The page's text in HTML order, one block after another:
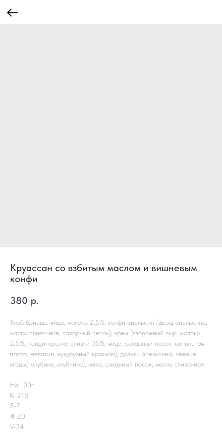
Круассан со взбитым маслом и вишневым
конфи
380 р.
Хлеб бриошь, яйцо, молоко 2,5%, конфи апельсин (фрэш апельсина,
масло сливочное, сахарный песок), крем (творожный сыр, молоко
2,5%, кондитерские сливки 35%, яйцо, сахарный песок, ванильная
паста, желатин, кукурузный крахмал), дольки апельсина, свежие
ягоды(голубика, клубника), мята, сахарный песок, масло сливочное
На 100г.
К-348
Б-7
Ж-20
У-34